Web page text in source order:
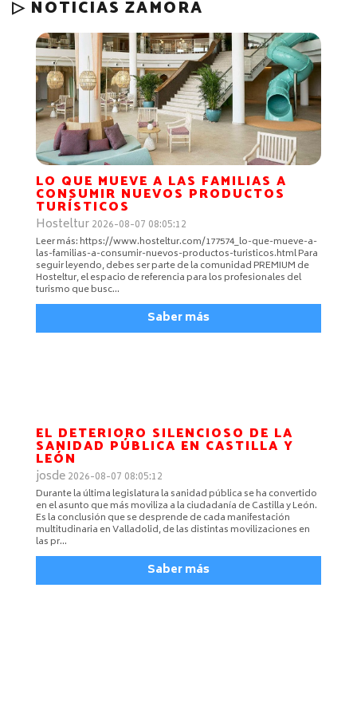
▷ NOTICIAS ZAMORA
LO QUE MUEVE A LAS FAMILIAS A
CONSUMIR NUEVOS PRODUCTOS
TURÍSTICOS
Hosteltur2026-08-07 08:05:12
Leer más: https://www.hosteltur.com/177574_lo-que-mueve-a-
las-familias-a-consumir-nuevos-productos-turisticos.html Para
seguir leyendo, debes ser parte de la comunidad PREMIUM de
Hosteltur, el espacio de referencia para los profesionales del
turismo que busc…
Saber más
EL DETERIORO SILENCIOSO DE LA
SANIDAD PÚBLICA EN CASTILLA Y
LEÓN
josde2026-08-07 08:05:12
Durante la última legislatura la sanidad pública se ha convertido
en el asunto que más moviliza a la ciudadanía de Castilla y León.
Es la conclusión que se desprende de cada manifestación
multitudinaria en Valladolid, de las distintas movilizaciones en
las pr…
Saber más